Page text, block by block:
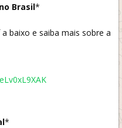
Brasil*
baixo e saiba mais sobre a
*